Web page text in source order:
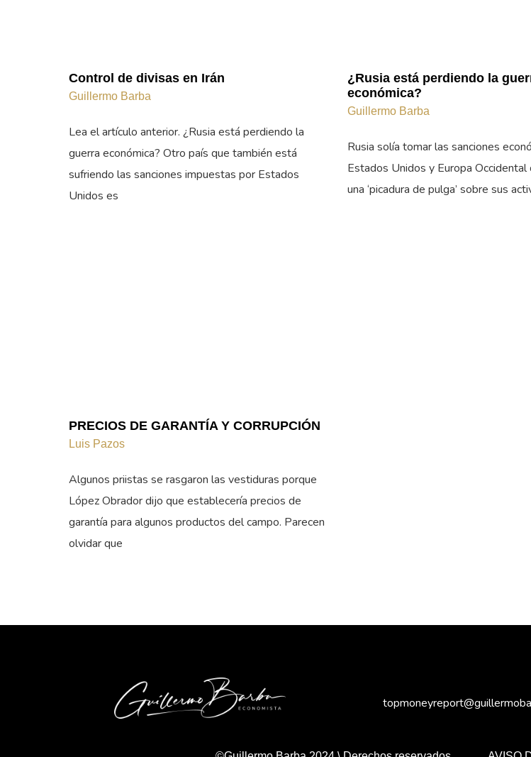
Control de divisas en Irán
Guillermo Barba
Lea el artículo anterior. ¿Rusia está perdiendo la
guerra económica? Otro país que también está
sufriendo las sanciones impuestas por Estados
Unidos es
¿Rusia está perdiendo la
económica?
Guillermo Barba
Rusia solía tomar las sanciones
Estados Unidos y Europa Occidental
una ‘picadura de pulga’ sobre sus
PRECIOS DE GARANTÍA Y CORRUPCIÓN
Luis Pazos
Algunos priistas se rasgaron las vestiduras porque
López Obrador dijo que establecería precios de
garantía para algunos productos del campo. Parecen
olvidar que